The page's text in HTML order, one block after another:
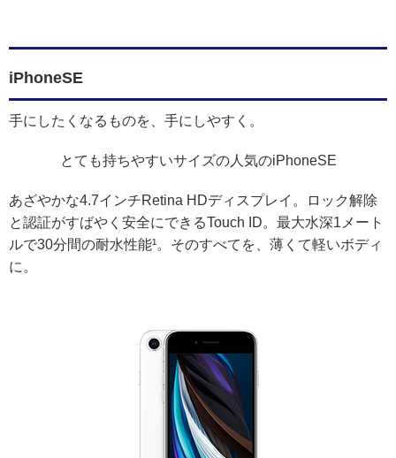
iPhoneSE
手にしたくなるものを、手にしやすく。
とても持ちやすいサイズの人気のiPhoneSE
あざやかな4.7インチRetina HDディスプレイ。ロック解除
と認証がすばやく安全にできるTouch ID。最大水深1メート
ルで30分間の耐水性能¹。そのすべてを、薄くて軽いボディ
に。